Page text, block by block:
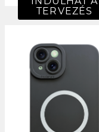
TERVEZÉS